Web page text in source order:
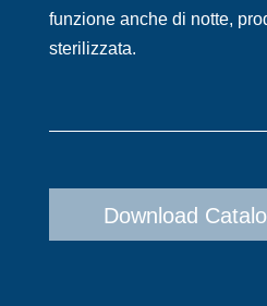
funzione anche di notte,
sterilizzata.
Download